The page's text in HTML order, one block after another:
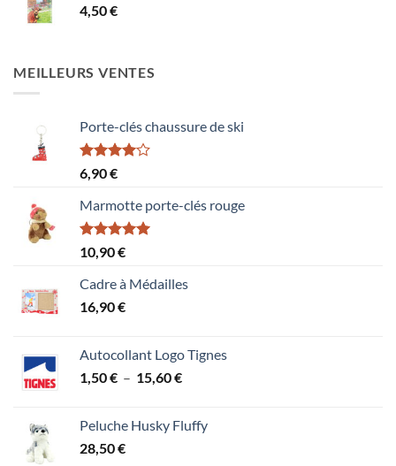
4,50€
MEILLEURS VENTES
Porte-clés chaussure de ski
Note
4.00
5
6,90€
Marmotte porte-clés rouge
Note5.00
sur 5
10,90€
Cadre à Médailles
16,90€
Autocollant Logo Tignes
1,50€ – 15,60€Plage
1,50 €
Peluche Husky Fluffy
28,50€